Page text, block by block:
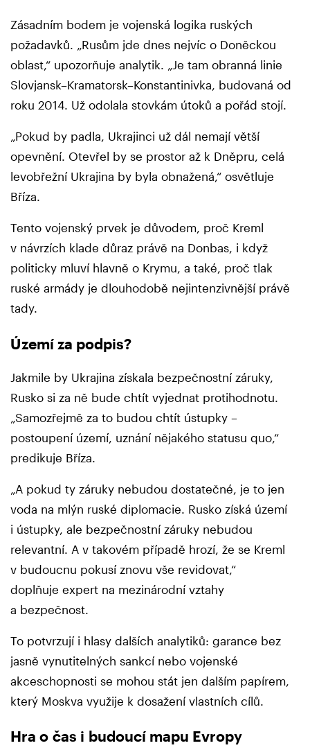
Zásadním bodem je vojenská logika ruských
požadavků. „Rusům jde dnes nejvíc o Doněckou
oblast,“ upozorňuje analytik. „Je tam obranná linie
Slovjansk–Kramatorsk–Konstantinivka, budovaná od
roku 2014. Už odolala stovkám útoků a pořád stojí.
„Pokud by padla, Ukrajinci už dál nemají větší
opevnění. Otevřel by se prostor až k Dněpru, celá
levobřežní Ukrajina by byla obnažená,“ osvětluje
Bříza.
Tento vojenský prvek je důvodem, proč Kreml
v návrzích klade důraz právě na Donbas, i když
politicky mluví hlavně o Krymu, a také, proč tlak
ruské armády je dlouhodobě nejintenzivnější právě
tady.
Území za podpis?
Jakmile by Ukrajina získala bezpečnostní záruky,
Rusko si za ně bude chtít vyjednat protihodnotu.
„Samozřejmě za to budou chtít ústupky –
postoupení území, uznání nějakého statusu quo,“
predikuje Bříza.
„A pokud ty záruky nebudou dostatečné, je to jen
voda na mlýn ruské diplomacie. Rusko získá území
i ústupky, ale bezpečnostní záruky nebudou
relevantní. A v takovém případě hrozí, že se Kreml
v budoucnu pokusí znovu vše revidovat,“
doplňuje expert na mezinárodní vztahy
a bezpečnost.
To potvrzují i hlasy dalších analytiků: garance bez
jasně vynutitelných sankcí nebo vojenské
akceschopnosti se mohou stát jen dalším papírem,
který Moskva využije k dosažení vlastních cílů.
Hra o čas i budoucí mapu Evropy